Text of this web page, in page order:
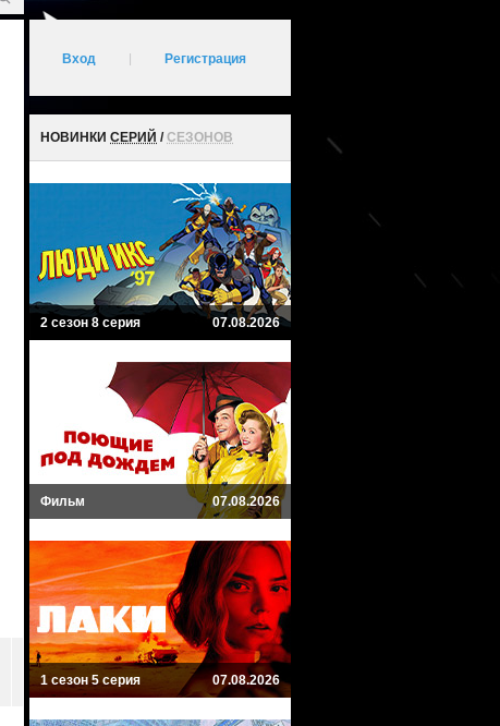
Вход Регистрация
НОВИНКИ СЕРИЙ /СЕЗОНОВ
2 сезон 8 серия 07.08.2026
Фильм 07.08.2026
1 сезон 5 серия 07.08.2026